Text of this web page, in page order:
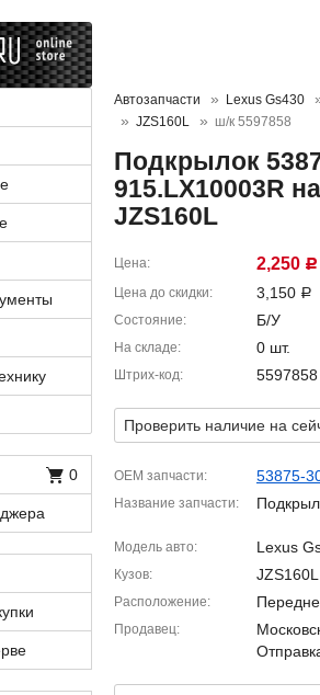
Автозапчасти
Lexus Gs430
JZS160L
ш/к 5597858
Подкрылок
915.LX10003R
JZS160L
Цена 2,250 Р
Цена до скидки 3,150 Р
Состояние Б/У
На складе 0 шт.
Штрих-код 5597858
Проверить наличие на
OEM запчасти 53875-
Название запчасти
Модель авто Lexus
Кузов JZS160L
Расположение
Продавец
0